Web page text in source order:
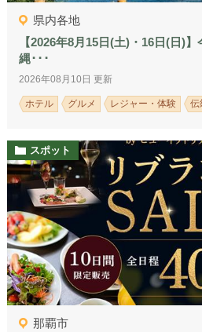
県内各地
【2026年8月15日(土)・16日(日)
縄･･･
2026年08月10日 更新
ホテル グルメ レジャー・体験 伝
スポット
那覇市